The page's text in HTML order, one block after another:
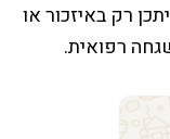
רק באיזכור או
רפואית.